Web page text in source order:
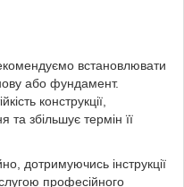
встановлювати
або фундамент.
конструкції,
та збільшує термін її
дотримуючись інструкції
професійного